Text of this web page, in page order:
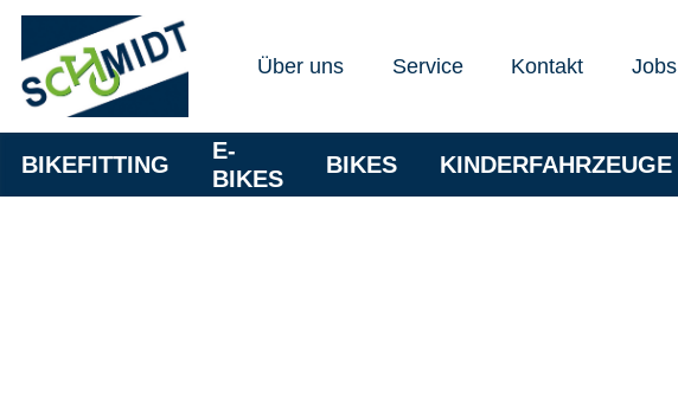
Über uns Service Kontakt Jobs
BIKEFITTING
E-
BIKES
BIKES KINDERFAHRZEUGE